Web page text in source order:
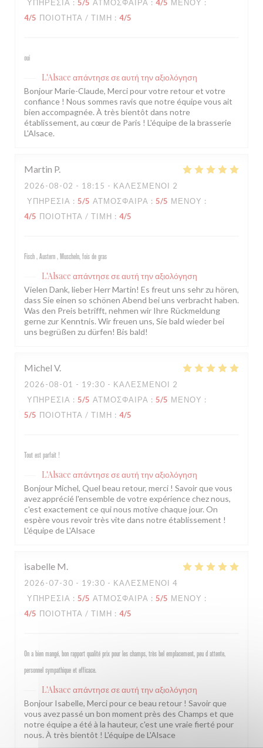
ΥΠΗΡΕΣΊΑ : 5/5 ΑΤΜΌΣΦΑΙΡΑ : 4/5 ΜΕΝΟΎ :
4/5 ΠΟΙΌΤΗΤΑ / ΤΙΜΉ : 4/5
oui
L'Alsace απάντησε σε αυτή την αξιολόγηση
Bonjour Marie-Claude, Merci pour votre retour et votre
confiance ! Nous sommes ravis que notre équipe vous ait
bien accompagnée. À très bientôt dans notre
établissement, au cœur de Paris ! L'équipe de la brasserie
L'Alsace.
Martin P
2026-08-02 - 18:15 - ΚΑΛΕΣΜΈΝΟΙ 2
ΥΠΗΡΕΣΊΑ : 5/5 ΑΤΜΌΣΦΑΙΡΑ : 5/5 ΜΕΝΟΎ :
4/5 ΠΟΙΌΤΗΤΑ / ΤΙΜΉ : 4/5
Fisch , Austern , Muscheln, fois de gras
L'Alsace απάντησε σε αυτή την αξιολόγηση
Vielen Dank, lieber Herr Martin! Es freut uns sehr zu hören,
dass Sie einen so schönen Abend bei uns verbracht haben.
Was den Preis betrifft, nehmen wir Ihre Rückmeldung
gerne zur Kenntnis. Wir freuen uns, Sie bald wieder bei
uns begrüßen zu dürfen! Bis bald!
Michel V
2026-08-01 - 19:30 - ΚΑΛΕΣΜΈΝΟΙ 2
ΥΠΗΡΕΣΊΑ : 5/5 ΑΤΜΌΣΦΑΙΡΑ : 5/5 ΜΕΝΟΎ :
5/5 ΠΟΙΌΤΗΤΑ / ΤΙΜΉ : 4/5
Tout est parfait !
L'Alsace απάντησε σε αυτή την αξιολόγηση
Bonjour Michel, Quel beau retour, merci ! Savoir que vous
avez apprécié l'ensemble de votre expérience chez nous,
c'est exactement ce qui nous motive chaque jour. On
espère vous revoir très vite dans notre établissement !
L'équipe de L'Alsace
isabelle M
2026-07-30 - 19:30 - ΚΑΛΕΣΜΈΝΟΙ 4
ΥΠΗΡΕΣΊΑ : 5/5 ΑΤΜΌΣΦΑΙΡΑ : 5/5 ΜΕΝΟΎ :
4/5 ΠΟΙΌΤΗΤΑ / ΤΙΜΉ : 4/5
On a bien mangé, bon rapport qualité prix pour les champs, très bel emplacement, peu d attente,
personnel sympathique et efficace.
L'Alsace απάντησε σε αυτή την αξιολόγηση
Bonjour Isabelle, Merci pour ce beau retour ! Savoir que
vous avez passé un bon moment près des Champs et que
notre équipe a été à la hauteur, c'est une vraie fierté pour
nous. À très bientôt ! L'équipe de L'Alsace